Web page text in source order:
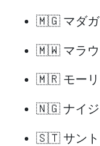
🇲🇬 マダガ
🇲🇼 マラウ
🇲🇷 モーリ
🇳🇬 ナイジ
🇸🇹 サント